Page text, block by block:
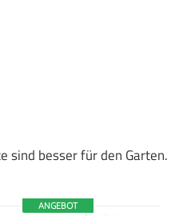
sind besser für den Garten.
ANGEBOT